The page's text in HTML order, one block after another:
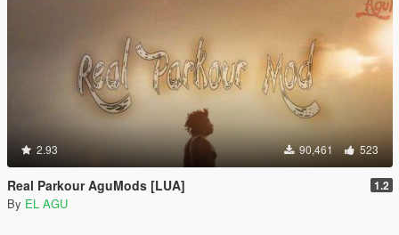
2.93 90,461 523
Real Parkour AguMods [LUA] 1.2
By EL AGU